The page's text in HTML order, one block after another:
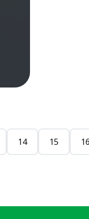
14 15 16